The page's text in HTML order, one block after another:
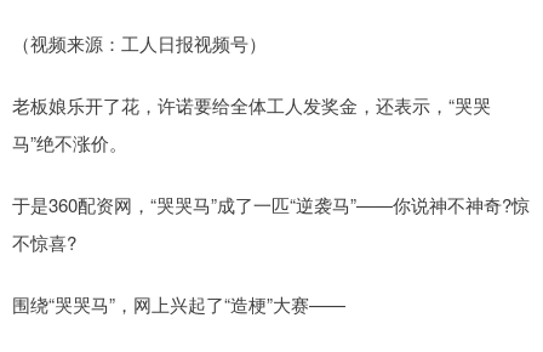
（视频来源：工人日报视频号）
老板娘乐开了花，许诺要给全体工人发奖金，还表示，“哭哭
马”绝不涨价。
于是360配资网，“哭哭马”成了一匹“逆袭马”——你说神不神奇?惊
不惊喜?
围绕“哭哭马”，网上兴起了“造梗”大赛——